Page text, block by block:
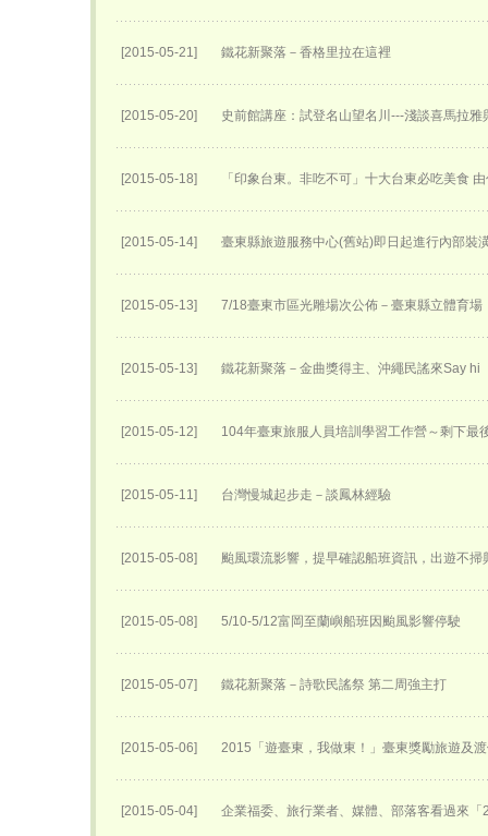
[2015-05-21] 鐵花新聚落－香格里拉在這裡
[2015-05-20] 史前館講座：試登名山望名川---淺談喜馬拉雅
[2015-05-18] 「印象台東。非吃不可」十大台東必吃美食
[2015-05-14] 臺東縣旅遊服務中心(舊站)即日起進行內部裝
[2015-05-13] 7/18臺東市區光雕場次公佈－臺東縣立體育場
[2015-05-13] 鐵花新聚落－金曲獎得主、沖繩民謠來Say hi
[2015-05-12] 104年臺東旅服人員培訓學習工作營～剩下最
[2015-05-11] 台灣慢城起步走－談鳳林經驗
[2015-05-08] 颱風環流影響，提早確認船班資訊，出遊不掃
[2015-05-08] 5/10-5/12富岡至蘭嶼船班因颱風影響停駛
[2015-05-07] 鐵花新聚落－詩歌民謠祭 第二周強主打
[2015-05-06] 2015「遊臺東，我做東！」臺東獎勵旅遊及
[2015-05-04] 企業福委、旅行業者、媒體、部落客看過來